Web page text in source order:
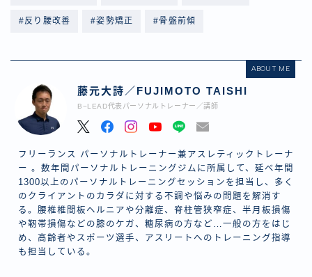
#反り腰改善 #姿勢矯正 #骨盤前傾
ABOUT ME
藤元大詩／FUJIMOTO TAISHI
B−LEAD代表パーソナルトレーナー／講師
フリーランス パーソナルトレーナー兼アスレティックトレーナ
ー 。数年間パーソナルトレーニングジムに所属して、延べ年間
1300以上のパーソナルトレーニングセッションを担当し、多く
のクライアントのカラダに対する不調や悩みの問題を解消す
る。腰椎椎間板ヘルニアや分離症、脊柱管狭窄症、半月板損傷
や靭帯損傷などの膝のケガ、糖尿病の方など…一般の方をはじ
め、高齢者やスポーツ選手、アスリートへのトレーニング指導
も担当している。